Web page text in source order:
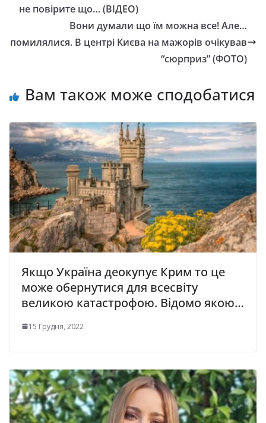
не повірите що… (ВІДЕО)
Вони думали що їм можна все! Але…
помилялися. В центрі Києва на мажорів очікував
“сюрприз” (ФОТО)
Вам також може сподобатися
Якщо Україна деокупує Крим то це
може обернутися для всесвіту
великою катастрофою. Відомо якою…
15 Грудня, 2022